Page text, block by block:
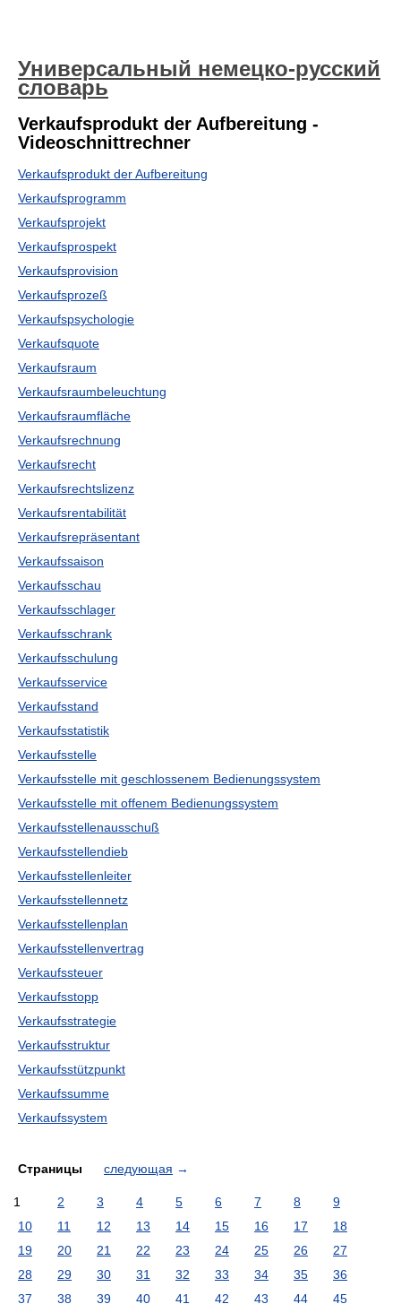
Универсальный немецко-русский
словарь
Verkaufsprodukt der Aufbereitung -
Videoschnittrechner
Verkaufsprodukt der Aufbereitung
Verkaufsprogramm
Verkaufsprojekt
Verkaufsprospekt
Verkaufsprovision
Verkaufsprozeß
Verkaufspsychologie
Verkaufsquote
Verkaufsraum
Verkaufsraumbeleuchtung
Verkaufsraumfläche
Verkaufsrechnung
Verkaufsrecht
Verkaufsrechtslizenz
Verkaufsrentabilität
Verkaufsrepräsentant
Verkaufssaison
Verkaufsschau
Verkaufsschlager
Verkaufsschrank
Verkaufsschulung
Verkaufsservice
Verkaufsstand
Verkaufsstatistik
Verkaufsstelle
Verkaufsstelle mit geschlossenem Bedienungssystem
Verkaufsstelle mit offenem Bedienungssystem
Verkaufsstellenausschuß
Verkaufsstellendieb
Verkaufsstellenleiter
Verkaufsstellennetz
Verkaufsstellenplan
Verkaufsstellenvertrag
Verkaufssteuer
Verkaufsstopp
Verkaufsstrategie
Verkaufsstruktur
Verkaufsstützpunkt
Verkaufssumme
Verkaufssystem
Страницы следующая →
1 2 3 4 5 6 7 8
9
10
11 12 13 14 15 16 17
18
19
20 21 22 23 24 25 26
27
28
29 30 31 32 33 34 35
36
37
38 39 40 41 42 43 44
45